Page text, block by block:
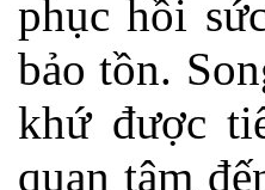
phục hồi
bảo tồn.
khứ được
quan tâm